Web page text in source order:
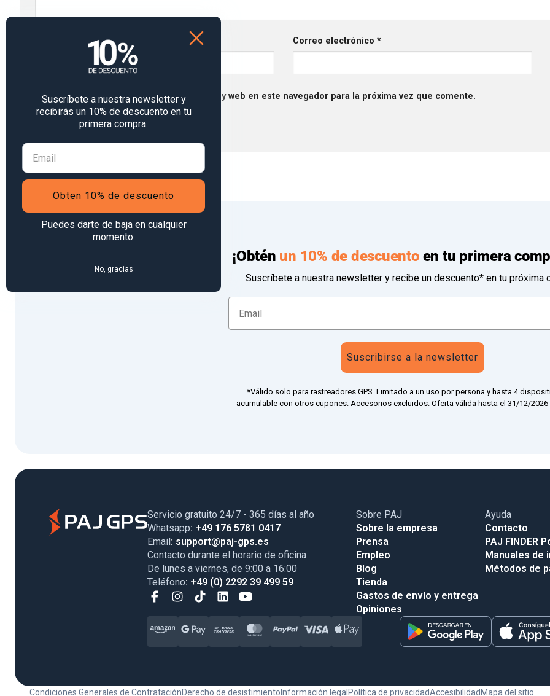
Correo electrónico *
Guarda mi nombre, correo electrónico y web en este navegador para la próxima vez que comente.
¡Obtén un 10% de descuentoen tu primera
Suscríbete a nuestra newsletter y recibe un descuento* en tu próxima
Suscribirse a la newsletter
*Válido solo para rastreadores GPS. Limitado a un uso por persona y hasta 4
acumulable con otros cupones. Accesorios excluidos. Oferta válida hasta el 31/12/2026
Servicio gratuito 24/7 - 365 días al año
Whatsapp: +49 176 5781 0417
Email : support@paj-gps.es
Contacto durante el horario de oficina
De lunes a viernes, de 9:00 a 16:00
Teléfono: +49 (0) 2292 39 499 59
Sobre PAJ
Sobre la empresa
Prensa
Empleo
Blog
Tienda
Gastos de envío y entrega
Opiniones
Ayuda
Contacto
PAJ FINDER
Manuales de
Métodos de
Condiciones Generales de ContrataciónDerecho de desistimiento Información legal Política de privacidadAccesibilidad Mapa del sitio
Suscríbete a nuestra newsletter y
recibirás un 10% de descuento en tu
primera compra.
Obten 10% de descuento
Puedes darte de baja en cualquier
momento.
No, gracias